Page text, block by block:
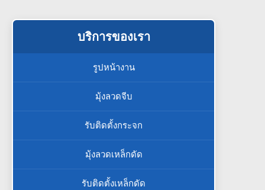
บริการของเรา
รูปหน้างาน
มุ้งลวดจีบ
รับติดตั้งกระจก
มุ้งลวดเหล็กดัด
รับติดตั้งเหล็กดัด